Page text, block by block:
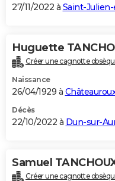
27/11/2022 à Saint-
Huguette
Créer une cagnotte
Naissance
26/04/1929 à
Décès
22/10/2022 à Dun-sur-
Samuel
Créer une cagnotte